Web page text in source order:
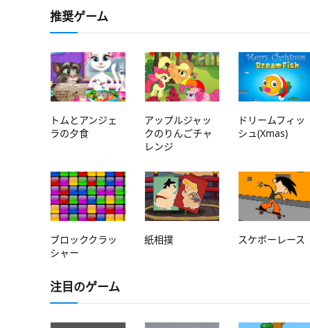
推奨ゲーム
トムとアンジェ
ラの夕食
アップルジャッ
クのりんごチャ
レンジ
ドリームフィッ
シュ(Xmas)
ブロッククラッ
シャー
紙相撲 スケボーレース
注目のゲーム